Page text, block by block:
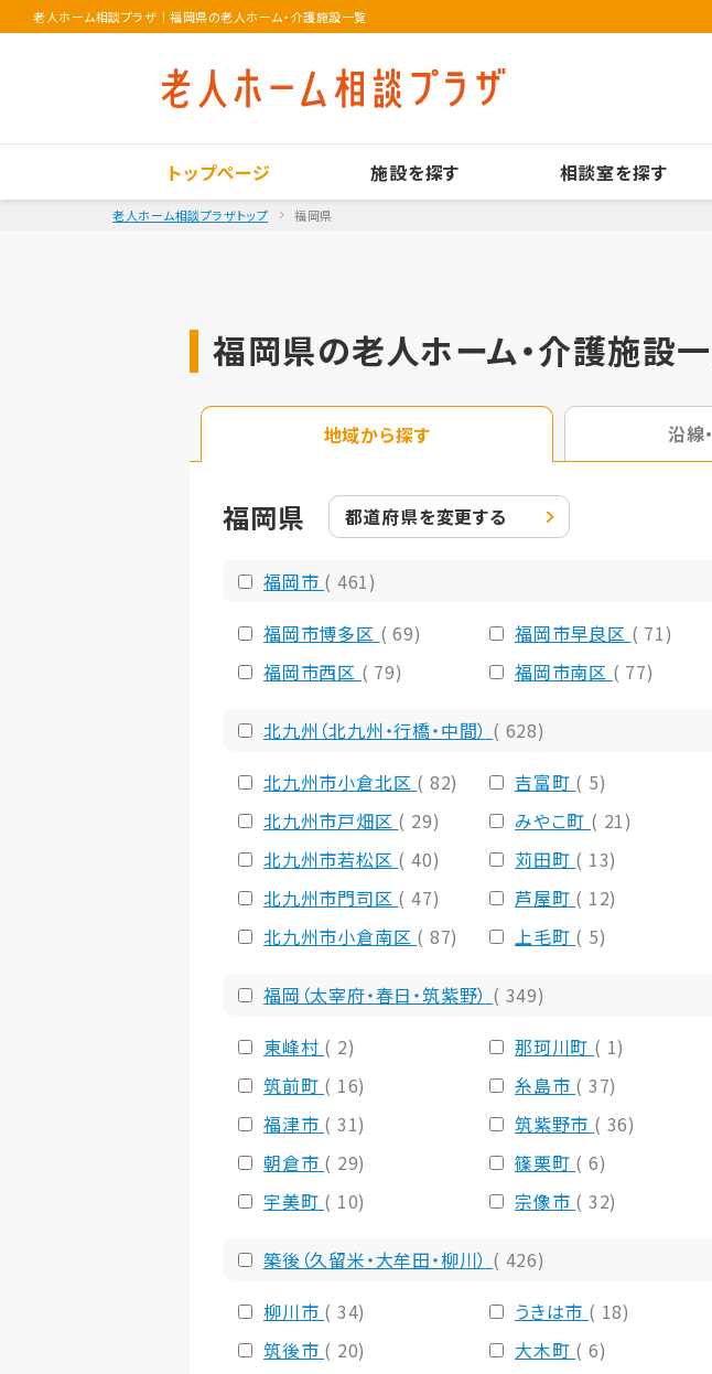
老人ホーム相談プラザ ｜福岡県の老人ホーム・介護施設一覧
トップページ 施設を探す 相談室を探す
老人ホーム相談プラザトップ 福岡県
福岡県の老人ホーム・介護施設
地域から探す 沿線
福岡県 都道府県を変更する
福岡市 ( 461)
福岡市博多区 ( 69) 福岡市早良区 ( 71)
福岡市西区 ( 79) 福岡市南区 ( 77)
北九州（北九州・行橋・中間） ( 628)
北九州市小倉北区 ( 82) 吉富町 ( 5)
北九州市戸畑区 ( 29) みやこ町 ( 21)
北九州市若松区 ( 40) 苅田町 ( 13)
北九州市門司区 ( 47) 芦屋町 ( 12)
北九州市小倉南区 ( 87) 上毛町 ( 5)
福岡（太宰府・春日・筑紫野） ( 349)
東峰村 ( 2) 那珂川町 ( 1)
筑前町 ( 16) 糸島市 ( 37)
福津市 ( 31) 筑紫野市 ( 36)
朝倉市 ( 29) 篠栗町 ( 6)
宇美町 ( 10) 宗像市 ( 32)
築後（久留米・大牟田・柳川） ( 426)
柳川市 ( 34) うきは市 ( 18)
筑後市 ( 20) 大木町 ( 6)